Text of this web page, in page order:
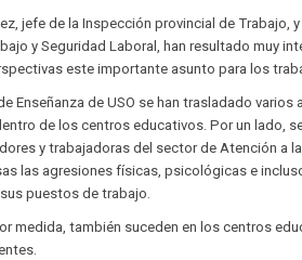
jefe de la Inspección provincial de Trabajo, y
y Seguridad Laboral, han resultado muy
este importante asunto para los
Enseñanza de USO se han trasladado
de los centros educativos. Por un lado,
y trabajadoras del sector de Atención a
las agresiones físicas, psicológicas e
puestos de trabajo.
medida, también suceden en los centros